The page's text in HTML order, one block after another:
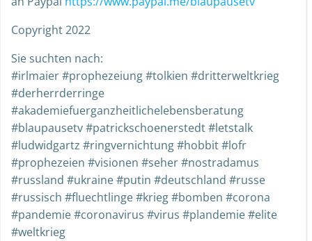
Copyright 2022
Sie suchten nach:
#irlmaier #prophezeiung #tolkien #dritterweltkrieg
#derherrderringe
#akademiefuerganzheitlichelebensberatung
#blaupausetv #patrickschoenerstedt #letstalk
#ludwidgartz #ringvernichtung #hobbit #lofr
#prophezeien #visionen #seher #nostradamus
#russland #ukraine #putin #deutschland #russe
#russisch #fluechtlinge #krieg #bomben #corona
#pandemie #coronavirus #virus #plandemie #elite
#weltkrieg